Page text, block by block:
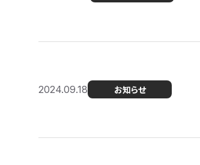
2024.09.18 お知らせ